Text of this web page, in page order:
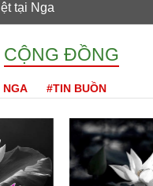
tại Nga
CỘNG ĐỒNG
NGA #TIN BUỒN